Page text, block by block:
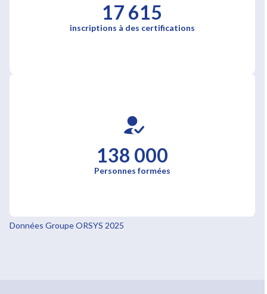
17 615
inscriptions à des certifications
138 000
Personnes formées
Données Groupe ORSYS 2025